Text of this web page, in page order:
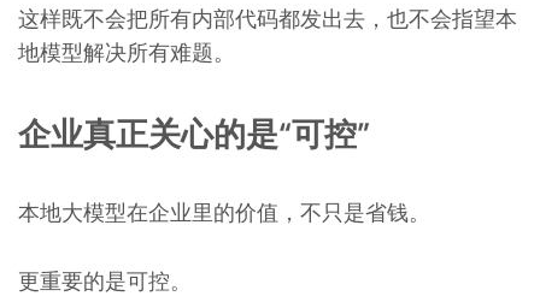
这样既不会把所有内部代码都发出去，也不会指望本
地模型解决所有难题。
企业真正关心的是“可控”
本地大模型在企业里的价值，不只是省钱。
更重要的是可控。